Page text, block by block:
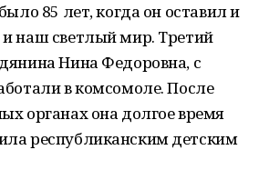
85 лет, когда он оставил и
наш светлый мир. Третий
Нина Федоровна, с
в комсомоле. После
органах она долгое время
республиканским детским